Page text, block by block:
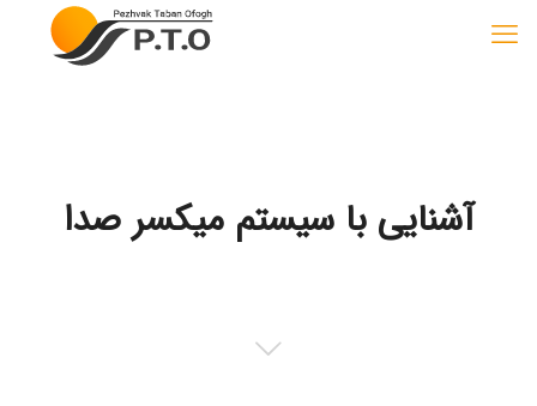
آشنایی با سیستم میکسر صدا